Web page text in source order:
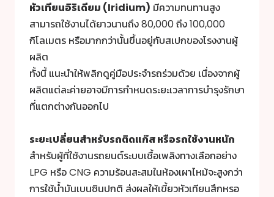
หัวเทียนอิริเดียม (Iridium) มีความทนทานสูง
สามารถใช้งานได้ยาวนานถึง 80,000 ถึง 100,000
กิโลเมตร หรือมากกว่านั้นขึ้นอยู่กับสเปกของโรงงานผู้
ผลิต
ทั้งนี้ แนะนำให้พลิกดูคู่มือประจำรถร่วมด้วย เนื่องจากผู้
ผลิตแต่ละค่ายอาจมีการกำหนดระยะเวลาการบำรุงรักษา
ที่แตกต่างกันออกไป
ระยะเปลี่ยนสำหรับรถติดแก๊ส หรือรถใช้งานหนัก
สำหรับผู้ที่ใช้งานรถยนต์ระบบเชื้อเพลิงทางเลือกอย่าง
LPG หรือ CNG ความร้อนสะสมในห้องเผาไหม้จะสูงกว่า
การใช้น้ำมันเบนซินปกติ ส่งผลให้เขี้ยวหัวเทียนสึกหรอ